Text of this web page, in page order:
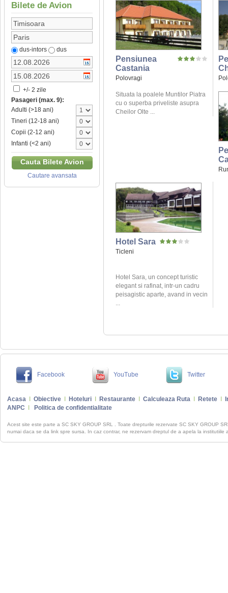
Bilete de Avion
dus-intors dus
+/- 2 zile
Pasageri (max. 9):
Adulti (>18 ani)
Tineri (12-18 ani)
Copii (2-12 ani)
Infanti (<2 ani)
Cauta Bilete Avion
Cautare avansata
Pensiunea
Castania
Polovragi
Situata la poalele Muntilor Piatra
cu o superba priveliste asupra
Cheilor Olte ...
Hotel Sara
Ticleni
Hotel Sara, un concept turistic
elegant si rafinat, intr-un cadru
peisagistic aparte, avand in vecin
...
Facebook YouTube Twitter
Acasa Obiective Hoteluri Restaurante Calculeaza Ruta Retete
ANPC
Politica de confidentialitate
Acest site este parte a SC SKY GROUP SRL . Toate drepturile rezervate SC SKY GROUP
numai daca se da link spre sursa. In caz contrar, ne rezervam dreptul de a apela la institutiile